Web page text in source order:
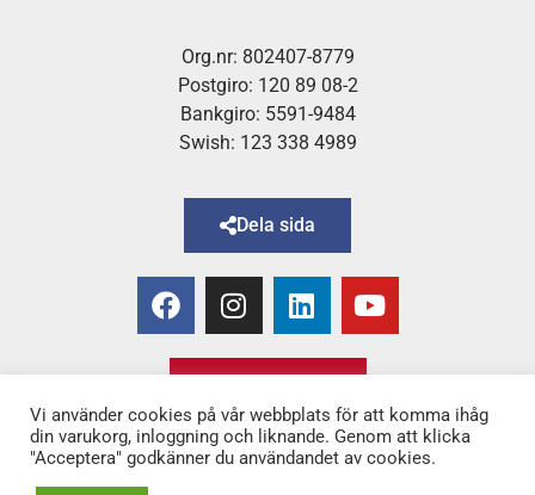
Org.nr: 802407-8779
Postgiro: 120 89 08-2
Bankgiro: 5591-9484
Swish: 123 338 4989
Dela sida
Copyright © 2025 Alexandra
Vi använder cookies på vår webbplats för att komma ihåg
din varukorg, inloggning och liknande. Genom att klicka
"Acceptera" godkänner du användandet av cookies.